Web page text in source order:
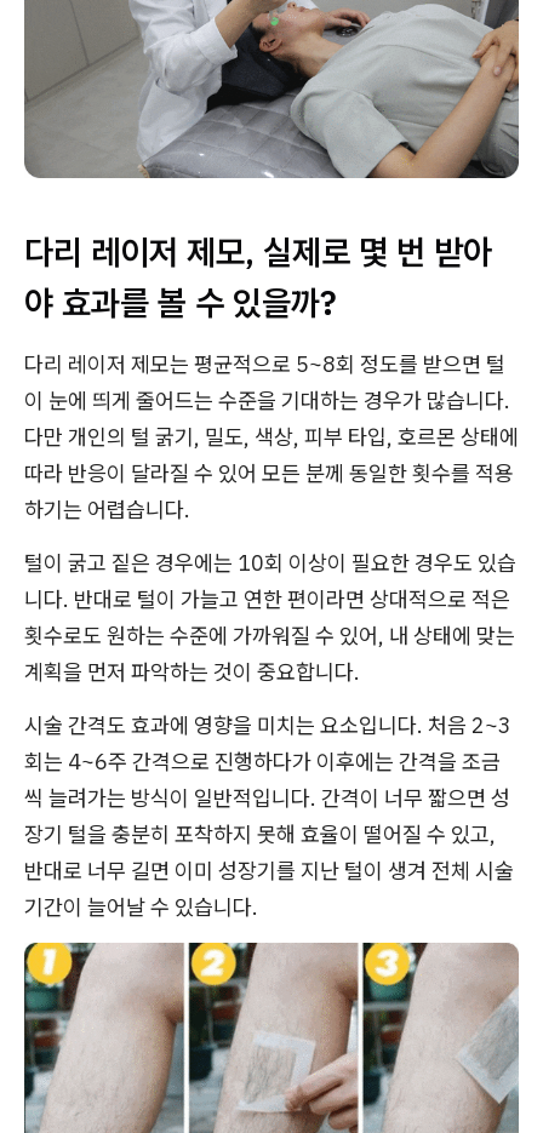
다리 레이저 제모, 실제로 몇 번 받아
야 효과를 볼 수 있을까?
다리 레이저 제모는 평균적으로 5~8회 정도를 받으면 털
이 눈에 띄게 줄어드는 수준을 기대하는 경우가 많습니다.
다만 개인의 털 굵기, 밀도, 색상, 피부 타입, 호르몬 상태에
따라 반응이 달라질 수 있어 모든 분께 동일한 횟수를 적용
하기는 어렵습니다.
털이 굵고 짙은 경우에는 10회 이상이 필요한 경우도 있습
니다. 반대로 털이 가늘고 연한 편이라면 상대적으로 적은
횟수로도 원하는 수준에 가까워질 수 있어, 내 상태에 맞는
계획을 먼저 파악하는 것이 중요합니다.
시술 간격도 효과에 영향을 미치는 요소입니다. 처음 2~3
회는 4~6주 간격으로 진행하다가 이후에는 간격을 조금
씩 늘려가는 방식이 일반적입니다. 간격이 너무 짧으면 성
장기 털을 충분히 포착하지 못해 효율이 떨어질 수 있고,
반대로 너무 길면 이미 성장기를 지난 털이 생겨 전체 시술
기간이 늘어날 수 있습니다.